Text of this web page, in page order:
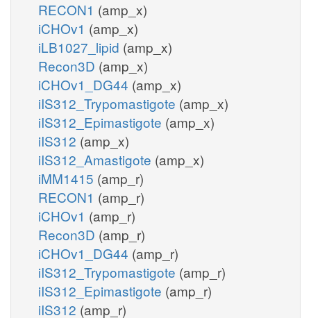
RECON1 (amp_x)
iCHOv1 (amp_x)
iLB1027_lipid (amp_x)
Recon3D (amp_x)
iCHOv1_DG44 (amp_x)
iIS312_Trypomastigote (amp_x)
iIS312_Epimastigote (amp_x)
iIS312 (amp_x)
iIS312_Amastigote (amp_x)
iMM1415 (amp_r)
RECON1 (amp_r)
iCHOv1 (amp_r)
Recon3D (amp_r)
iCHOv1_DG44 (amp_r)
iIS312_Trypomastigote (amp_r)
iIS312_Epimastigote (amp_r)
iIS312 (amp_r)